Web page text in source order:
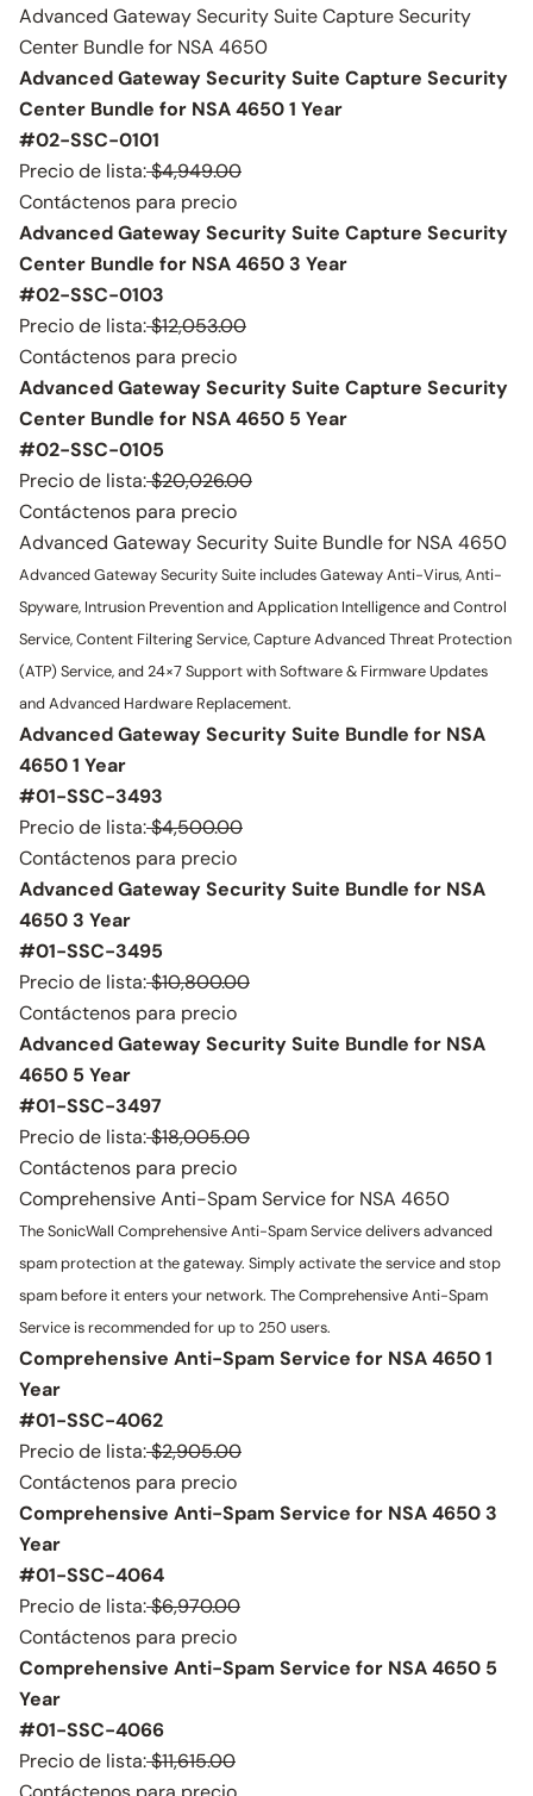
Advanced Gateway Security Suite Capture Security
Center Bundle for NSA 4650
Advanced Gateway Security Suite Capture Security
Center Bundle for NSA 4650 1 Year
#02-SSC-0101
Precio de lista:$4,949.00
Contáctenos para precio
Advanced Gateway Security Suite Capture Security
Center Bundle for NSA 4650 3 Year
#02-SSC-0103
Precio de lista:$12,053.00
Contáctenos para precio
Advanced Gateway Security Suite Capture Security
Center Bundle for NSA 4650 5 Year
#02-SSC-0105
Precio de lista:$20,026.00
Contáctenos para precio
Advanced Gateway Security Suite Bundle for NSA 4650
Advanced Gateway Security Suite includes Gateway Anti-Virus, Anti-
Spyware, Intrusion Prevention and Application Intelligence and Control
Service, Content Filtering Service, Capture Advanced Threat Protection
(ATP) Service, and 24×7 Support with Software & Firmware Updates
and Advanced Hardware Replacement.
Advanced Gateway Security Suite Bundle for NSA
4650 1 Year
#01-SSC-3493
Precio de lista:$4,500.00
Contáctenos para precio
Advanced Gateway Security Suite Bundle for NSA
4650 3 Year
#01-SSC-3495
Precio de lista:$10,800.00
Contáctenos para precio
Advanced Gateway Security Suite Bundle for NSA
4650 5 Year
#01-SSC-3497
Precio de lista:$18,005.00
Contáctenos para precio
Comprehensive Anti-Spam Service for NSA 4650
The SonicWall Comprehensive Anti-Spam Service delivers advanced
spam protection at the gateway. Simply activate the service and stop
spam before it enters your network. The Comprehensive Anti-Spam
Service is recommended for up to 250 users.
Comprehensive Anti-Spam Service for NSA 4650 1
Year
#01-SSC-4062
Precio de lista:$2,905.00
Contáctenos para precio
Comprehensive Anti-Spam Service for NSA 4650 3
Year
#01-SSC-4064
Precio de lista:$6,970.00
Contáctenos para precio
Comprehensive Anti-Spam Service for NSA 4650 5
Year
#01-SSC-4066
Precio de lista:$11,615.00